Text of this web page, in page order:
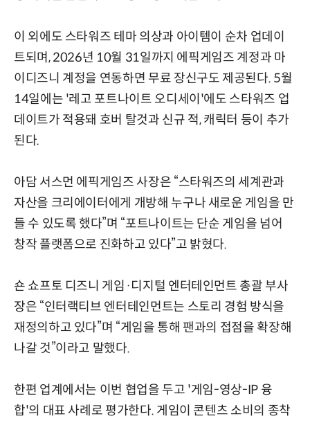
이 외에도 스타워즈 테마 의상과 아이템이 순차 업데이
트되며, 2026년 10월 31일까지 에픽게임즈 계정과 마
이디즈니 계정을 연동하면 무료 장신구도 제공된다. 5월
14일에는 '레고 포트나이트 오디세이'에도 스타워즈 업
데이트가 적용돼 호버 탈것과 신규 적, 캐릭터 등이 추가
된다.
아담 서스먼 에픽게임즈 사장은 “스타워즈의 세계관과
자산을 크리에이터에게 개방해 누구나 새로운 게임을 만
들 수 있도록 했다”며 “포트나이트는 단순 게임을 넘어
창작 플랫폼으로 진화하고 있다”고 밝혔다.
숀 쇼프토 디즈니 게임·디지털 엔터테인먼트 총괄 부사
장은 “인터랙티브 엔터테인먼트는 스토리 경험 방식을
재정의하고 있다”며 “게임을 통해 팬과의 접점을 확장해
나갈 것”이라고 말했다.
한편 업계에서는 이번 협업을 두고 '게임-영상-IP 융
합'의 대표 사례로 평가한다. 게임이 콘텐츠 소비의 종착